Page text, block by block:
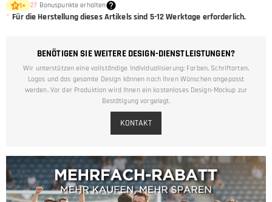
1× 27 Bonuspunkte erhalten
* Für die Herstellung dieses Artikels sind 5-12Werktage erforderlich.
BENÖTIGEN SIE WEITERE DESIGN-DIENSTLEISTUNGEN?
Wir unterstützen eine vollständige Individualisierung: Farben, Schriftarten,
Logos und das gesamte Design können nach Ihren Wünschen angepasst
werden. Vor der Produktion wird Ihnen ein kostenloses Design-Mockup zur
Bestätigung vorgelegt.
KONTAKT